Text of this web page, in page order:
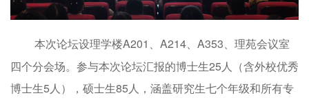
本次论坛设理学楼A201、A214、A353、理苑会议室
四个分会场。参与本次论坛汇报的博士生25人（含外校优秀
博士生5人），硕士生85人，涵盖研究生七个年级和所有专